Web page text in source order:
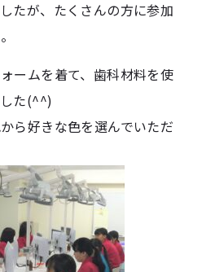
たが、たくさんの方に参加
ームを着て、歯科材料を使
た(^^)
ら好きな色を選んでいただ